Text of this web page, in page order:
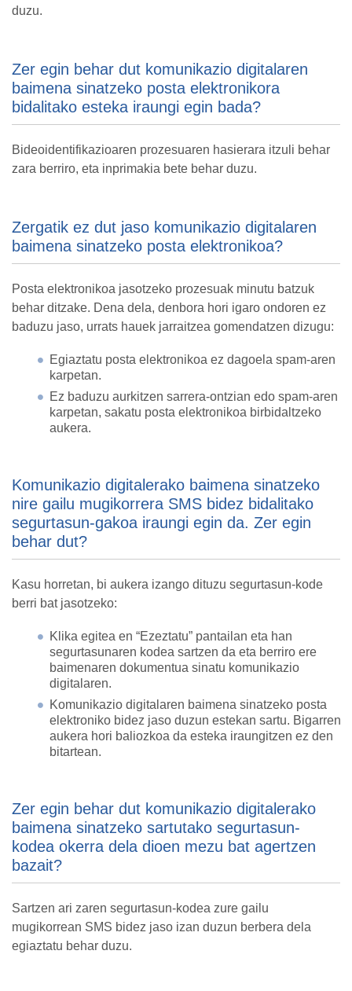
duzu.
Zer egin behar dut komunikazio digitalaren
baimena sinatzeko posta elektronikora
bidalitako esteka iraungi egin bada?
Bideoidentifikazioaren prozesuaren hasierara itzuli behar
zara berriro, eta inprimakia bete behar duzu.
Zergatik ez dut jaso komunikazio digitalaren
baimena sinatzeko posta elektronikoa?
Posta elektronikoa jasotzeko prozesuak minutu batzuk
behar ditzake. Dena dela, denbora hori igaro ondoren ez
baduzu jaso, urrats hauek jarraitzea gomendatzen dizugu:
Egiaztatu posta elektronikoa ez dagoela spam-aren
karpetan.
Ez baduzu aurkitzen sarrera-ontzian edo spam-aren
karpetan, sakatu posta elektronikoa birbidaltzeko
aukera.
Komunikazio digitalerako baimena sinatzeko
nire gailu mugikorrera SMS bidez bidalitako
segurtasun-gakoa iraungi egin da. Zer egin
behar dut?
Kasu horretan, bi aukera izango dituzu segurtasun-kode
berri bat jasotzeko:
Klika egitea en “Ezeztatu” pantailan eta han
segurtasunaren kodea sartzen da eta berriro ere
baimenaren dokumentua sinatu komunikazio
digitalaren.
Komunikazio digitalaren baimena sinatzeko posta
elektroniko bidez jaso duzun estekan sartu. Bigarren
aukera hori baliozkoa da esteka iraungitzen ez den
bitartean.
Zer egin behar dut komunikazio digitalerako
baimena sinatzeko sartutako segurtasun-
kodea okerra dela dioen mezu bat agertzen
bazait?
Sartzen ari zaren segurtasun-kodea zure gailu
mugikorrean SMS bidez jaso izan duzun berbera dela
egiaztatu behar duzu.